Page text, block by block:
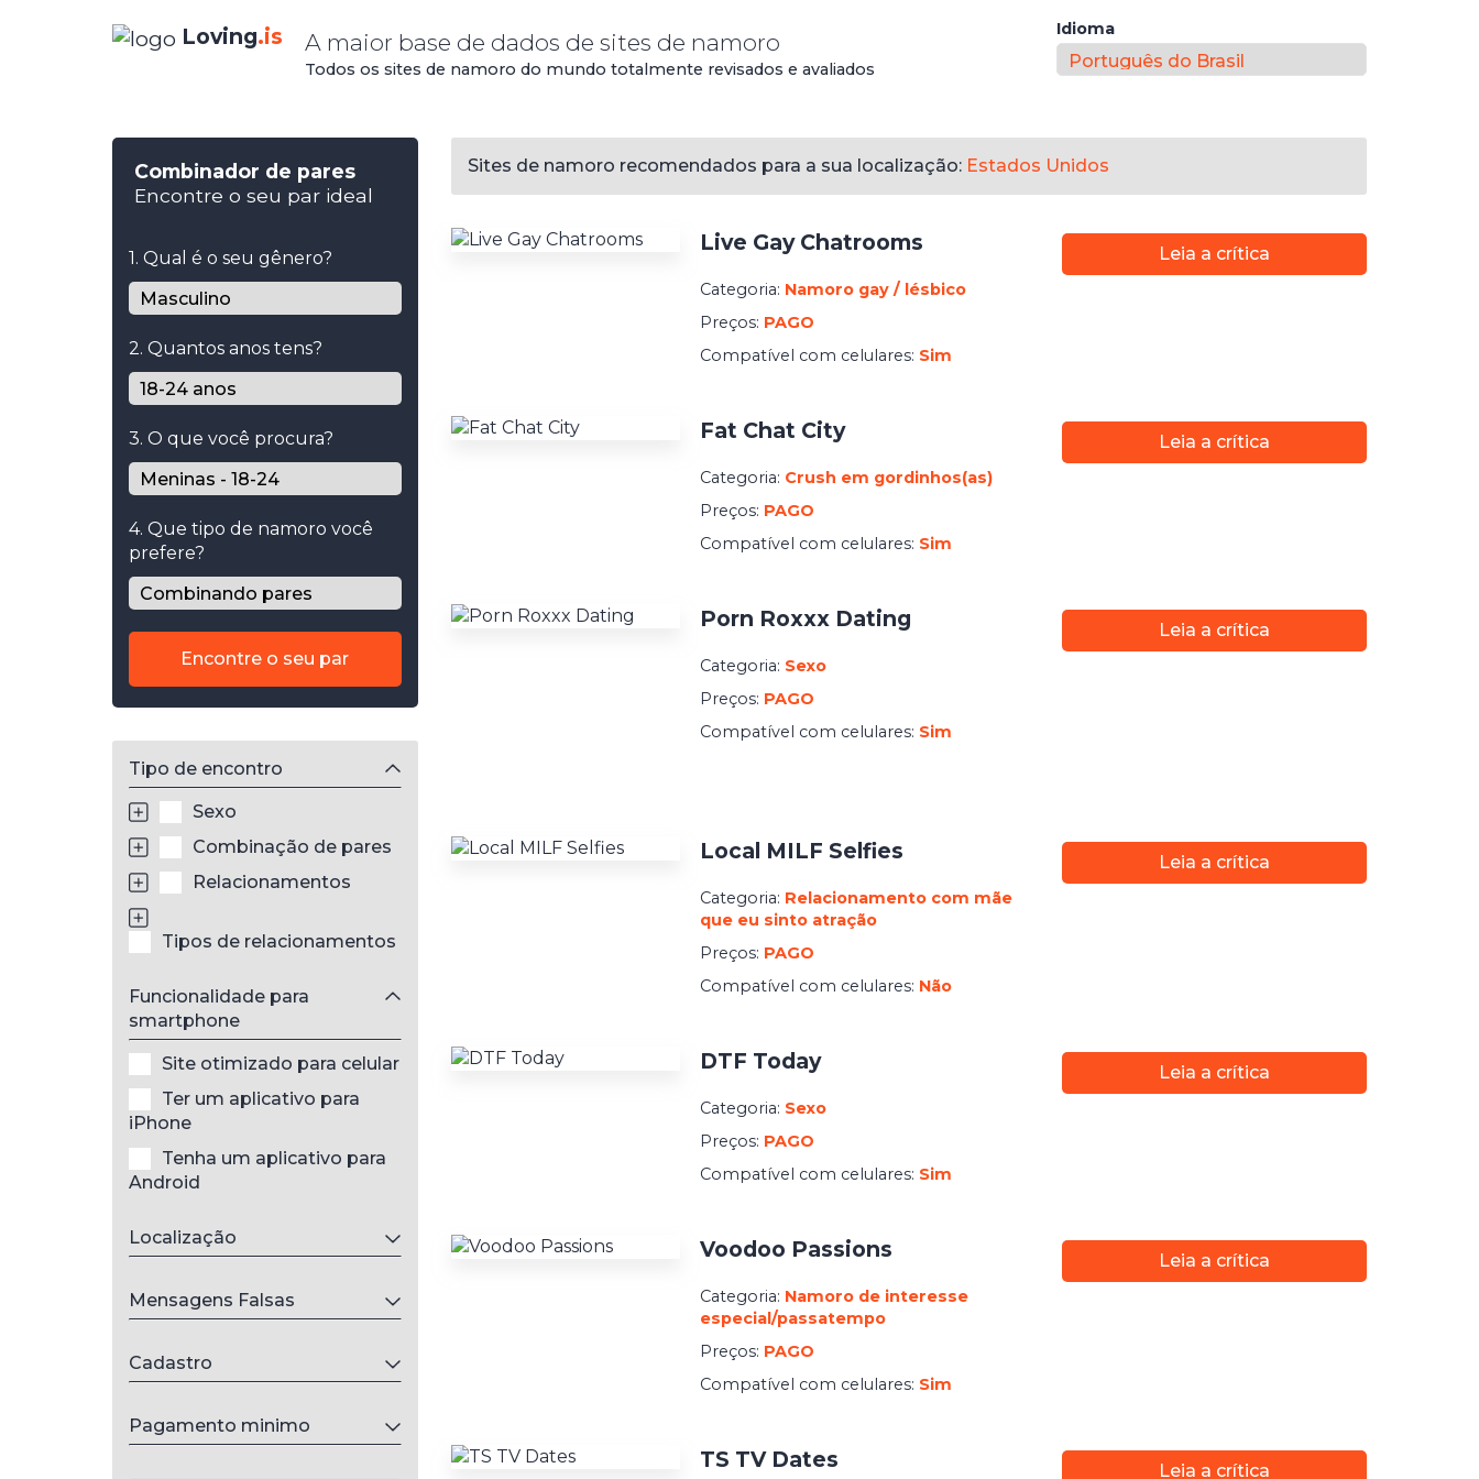
Loving.is A maior base de dados de sites de namoro
Todos os sites de namoro do mundo totalmente revisados e avaliados
Idioma
Combinador de pares
Encontre o seu par ideal
1. Qual é o seu gênero?
2. Quantos anos tens?
3. O que você procura?
4. Que tipo de namoro você
prefere?
Encontre o seu par
Tipo de encontro
Sexo
Combinação de pares
Relacionamentos
Tipos de relacionamentos
Funcionalidade para
smartphone
Site otimizado para celular
Ter um aplicativo para
iPhone
Tenha um aplicativo para
Android
Localização
Mensagens Falsas
Cadastro
Pagamento minimo
Sites de namoro recomendados para a sua localização: Estados Unidos
Live Gay Chatrooms
Categoria: Namoro gay / lésbico
Preços: PAGO
Compatível com celulares: Sim
Leia a crítica
Fat Chat City
Categoria: Crush em gordinhos(as)
Preços: PAGO
Compatível com celulares: Sim
Leia a crítica
Porn Roxxx Dating
Categoria: Sexo
Preços: PAGO
Compatível com celulares: Sim
Leia a crítica
Categoria:Pessoais
Preços:
PAGO
Compatível com celulares:
Local MILF Selfies
Categoria: Relacionamento com mãe
que eu sinto atração
Preços: PAGO
Compatível com celulares: Não
Leia a crítica
DTF Today
Categoria: Sexo
Preços: PAGO
Compatível com celulares: Sim
Leia a crítica
Voodoo Passions
Categoria: Namoro de interesse
especial/passatempo
Preços: PAGO
Compatível com celulares: Sim
Leia a crítica
TS TV Dates Leia a crítica